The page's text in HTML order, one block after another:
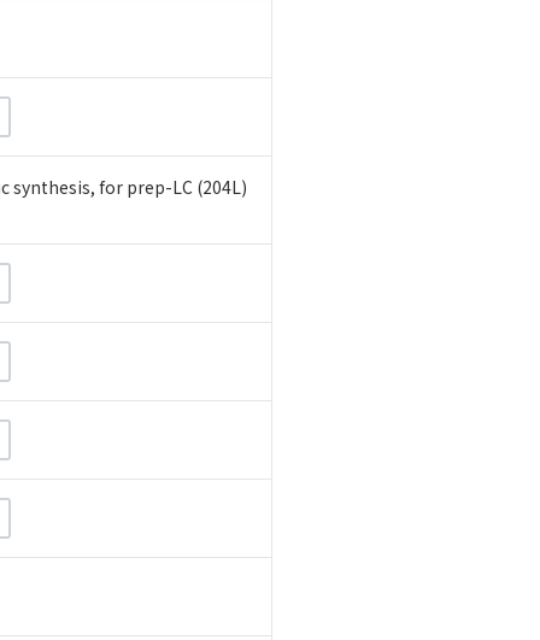
synthesis, for prep-LC (204L)